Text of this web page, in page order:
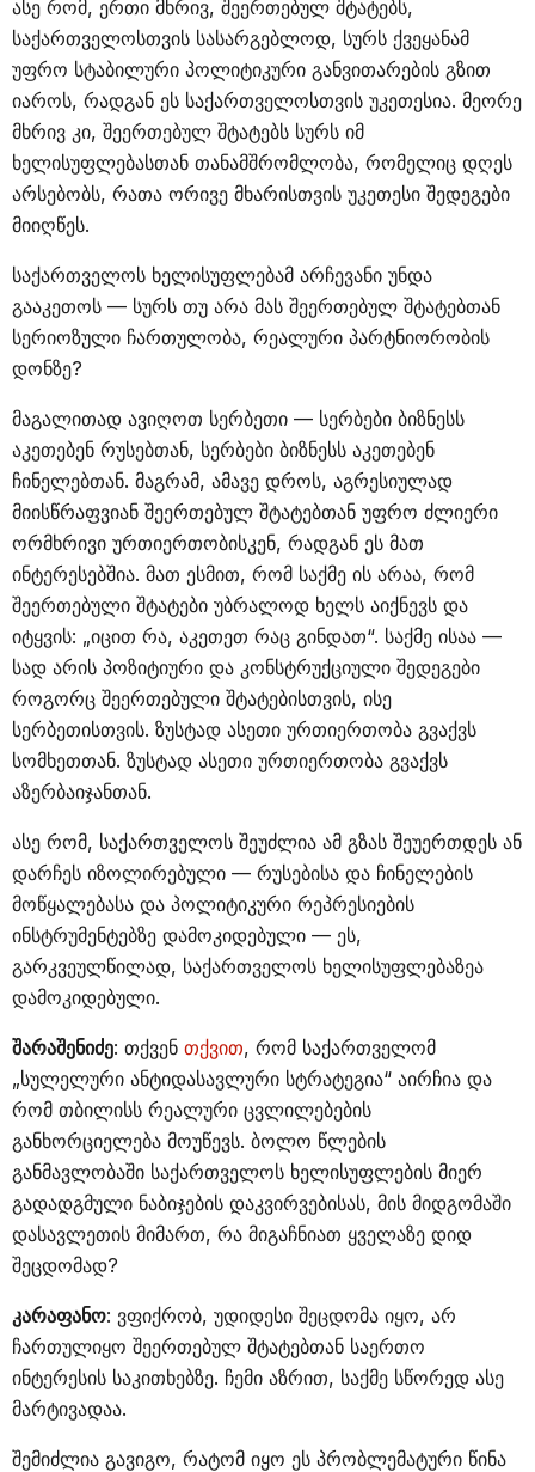
ასე რომ, ერთი მხრივ, შეერთებულ შტატებს,
საქართველოსთვის სასარგებლოდ, სურს ქვეყანამ
უფრო სტაბილური პოლიტიკური განვითარების გზით
იაროს, რადგან ეს საქართველოსთვის უკეთესია. მეორე
მხრივ კი, შეერთებულ შტატებს სურს იმ
ხელისუფლებასთან თანამშრომლობა, რომელიც დღეს
არსებობს, რათა ორივე მხარისთვის უკეთესი შედეგები
მიიღწეს.
საქართველოს ხელისუფლებამ არჩევანი უნდა
გააკეთოს — სურს თუ არა მას შეერთებულ შტატებთან
სერიოზული ჩართულობა, რეალური პარტნიორობის
დონზე?
მაგალითად ავიღოთ სერბეთი — სერბები ბიზნესს
აკეთებენ რუსებთან, სერბები ბიზნესს აკეთებენ
ჩინელებთან. მაგრამ, ამავე დროს, აგრესიულად
მიისწრაფვიან შეერთებულ შტატებთან უფრო ძლიერი
ორმხრივი ურთიერთობისკენ, რადგან ეს მათ
ინტერესებშია. მათ ესმით, რომ საქმე ის არაა, რომ
შეერთებული შტატები უბრალოდ ხელს აიქნევს და
იტყვის: „იცით რა, აკეთეთ რაც გინდათ“. საქმე ისაა —
სად არის პოზიტიური და კონსტრუქციული შედეგები
როგორც შეერთებული შტატებისთვის, ისე
სერბეთისთვის. ზუსტად ასეთი ურთიერთობა გვაქვს
სომხეთთან. ზუსტად ასეთი ურთიერთობა გვაქვს
აზერბაიჯანთან.
ასე რომ, საქართველოს შეუძლია ამ გზას შეუერთდეს ან
დარჩეს იზოლირებული — რუსებისა და ჩინელების
მოწყალებასა და პოლიტიკური რეპრესიების
ინსტრუმენტებზე დამოკიდებული — ეს,
გარკვეულწილად, საქართველოს ხელისუფლებაზეა
დამოკიდებული.
შარაშენიძე: თქვენ თქვით, რომ საქართველომ
„სულელური ანტიდასავლური სტრატეგია“ აირჩია და
რომ თბილისს რეალური ცვლილებების
განხორციელება მოუწევს. ბოლო წლების
განმავლობაში საქართველოს ხელისუფლების მიერ
გადადგმული ნაბიჯების დაკვირვებისას, მის მიდგომაში
დასავლეთის მიმართ, რა მიგაჩნიათ ყველაზე დიდ
შეცდომად?
კარაფანო: ვფიქრობ, უდიდესი შეცდომა იყო, არ
ჩართულიყო შეერთებულ შტატებთან საერთო
ინტერესის საკითხებზე. ჩემი აზრით, საქმე სწორედ ასე
მარტივადაა.
შემიძლია გავიგო, რატომ იყო ეს პრობლემატური წინა